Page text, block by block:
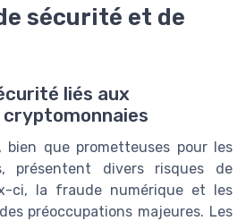
sécurité et de
liés aux
bien que prometteuses pour les
présentent divers risques de
ci, la fraude numérique et les
préoccupations majeures. Les